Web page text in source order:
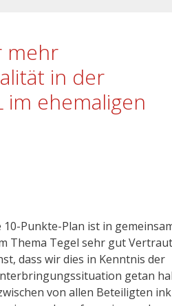
mehr
in der
im ehemaligen
Punkte-Plan ist in
Thema Tegel sehr gut
dass wir dies in Kenntnis der
getan
von allen Beteiligten